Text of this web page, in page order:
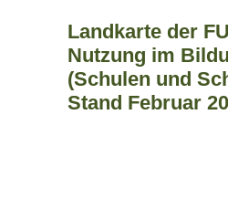
Landkarte der
Nutzung im
(Schulen und
Stand Februar